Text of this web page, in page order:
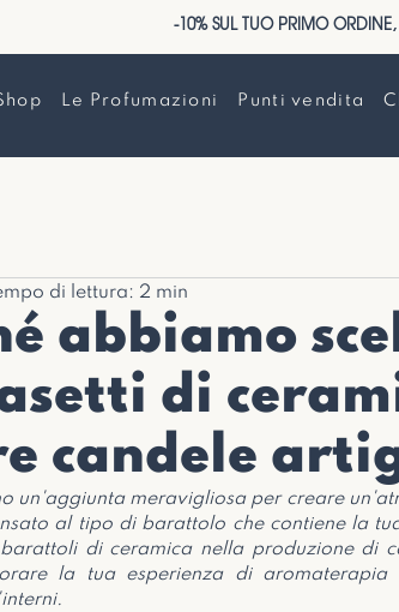
-10% SUL TUO PRIMO
Le Profumazioni Punti vendita
abbiamo
di
candele
di lettura: 2 min
un'aggiunta meravigliosa per creare
al tipo di barattolo che contiene la
di ceramica nella produzione di
la tua esperienza di